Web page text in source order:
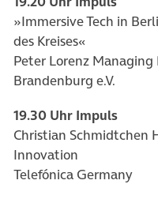
»Immersive Tech in
des Kreises«
Peter Lorenz
Brandenburg e.V.
19.30 Uhr Impuls
Christian Schmidtchen
Innovation
Telefónica Germany